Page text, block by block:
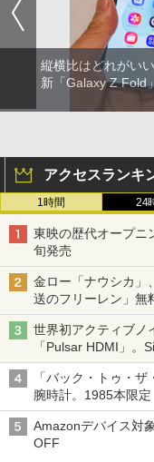
縦横比はどれがい
新「Galaxy Z Fold」
アクセスランキ
1時間 24
東映の歴代オープニ
旬発売
金ロー「ナウシカ」
送のフリーレン」無
世界初アクティブノ
「Pulsar HDMI」。
「バック・トゥ・
腕時計。1985本限定
Amazonデバイス対
OFF